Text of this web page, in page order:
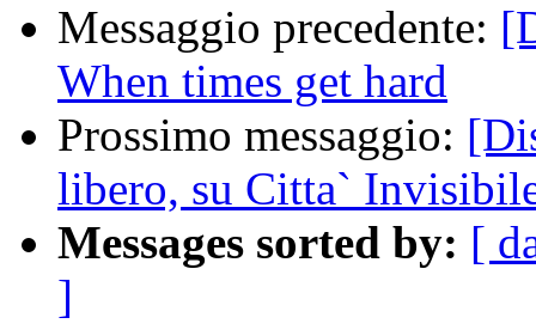
Messaggio precedente:
When times get hard
Prossimo messaggio:
libero, su Citta`
Messages sorted by: [
]